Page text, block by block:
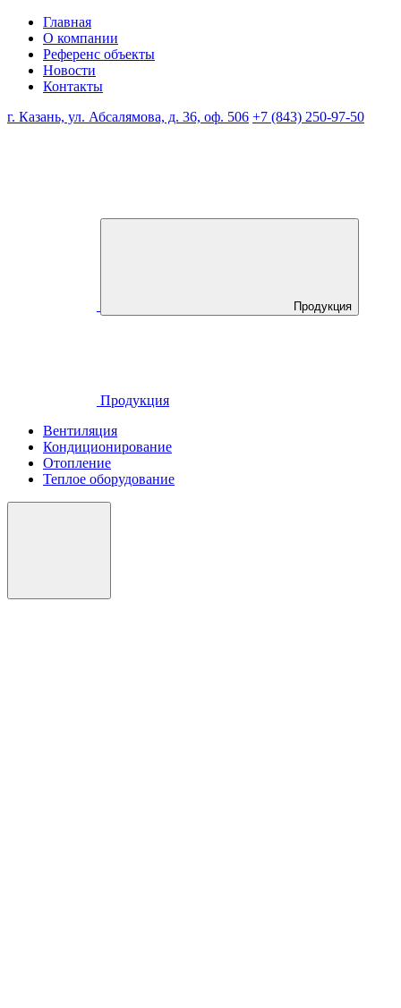
Главная
О компании
Референс объекты
Новости
Контакты
г. Казань, ул. Абсалямова, д. 36, оф. 506 +7 (843) 250-97-50
Продукция
Продукция
Вентиляция
Кондиционирование
Отопление
Теплое оборудование